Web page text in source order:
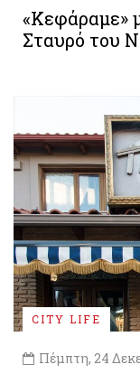
«Κεφάραμε»
Σταυρό του
CITY LIFE
Πέμπτη, 24